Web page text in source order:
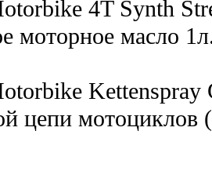
4T Synth
моторное масло
Kettenspray
цепи